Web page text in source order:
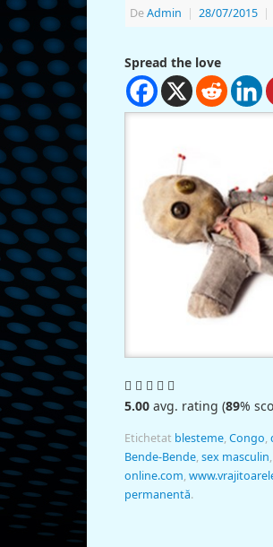
DeAdmin | 28/07/2015 |
Spread the love
5.00 avg. rating (89%
Etichetat blesteme,Congo,
Bende-Bende,sex masculin,
online.com,
permanentă.